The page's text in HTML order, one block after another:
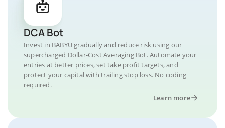
DCA Bot
Invest in BABYU gradually and reduce risk using our
supercharged Dollar-Cost Averaging Bot. Automate your
entries at better prices, set take profit targets, and
protect your capital with trailing stop loss. No coding
required.
Learn more